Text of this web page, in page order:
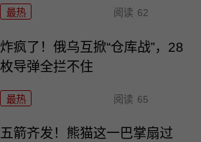
最热 阅读 62
炸疯了！俄乌互掀“仓库战”，28
枚导弹全拦不住
最热 阅读 65
五箭齐发！熊猫这一巴掌扇过